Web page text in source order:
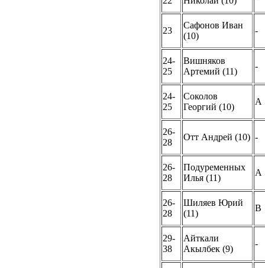
23
Сафонов Иван
(10)
-
24-
25
Вишняков
Артемий (11)
-
24-
25
Соколов
Георгий (10)
A
26-
28
Отт Андрей (10) -
26-
28
Подуременных
Илья (11)
A
26-
28
Шиляев Юрий
(11)
B
29-
38
Айткали
Акылбек (9)
-